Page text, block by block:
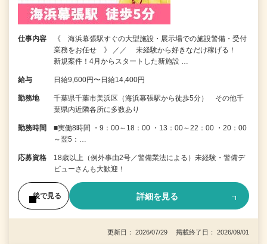
仕事内容
《 海浜幕張駅すぐの大型施設・展示場での施設警備・受付
業務をお任せ 》 ／／ 未経験から好きなだけ稼げる！
新規案件！4月からスタートした新施設 …
給与 日給9,600円〜日給14,400円
勤務地
千葉県千葉市美浜区（海浜幕張駅から徒歩5分） その他千
葉県内近隣各所に多数あり
勤務時間
■実働8時間 ・9：00～18：00 ・13：00～22：00 ・20：00
～翌5：…
応募資格
18歳以上（例外事由2号／警備業法による）未経験・警備デ
ビューさんも大歓迎！
後で見る 詳細を見る
更新日： 2026/07/29 掲載終了日： 2026/09/01